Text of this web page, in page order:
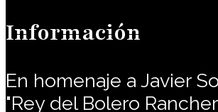
Información
En homenaje a Javier
"Rey del Bolero